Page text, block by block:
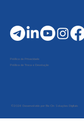
Política de Privacidade
Política de Troca e Devolução
©2026 Desenvolvido por Be On Soluções Digitais